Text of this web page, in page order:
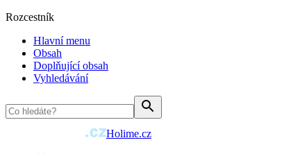
Rozcestník
Hlavní menu
Obsah
Doplňující obsah
Vyhledávání
Holime.cz